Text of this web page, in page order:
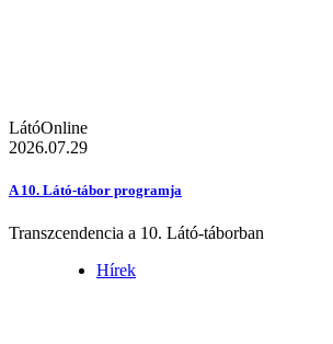
LátóOnline
2026.07.29
A 10. Látó-tábor programja
Transzcendencia a 10. Látó-táborban
Hírek